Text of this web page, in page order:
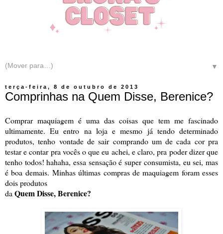
▼
terça-feira, 8 de outubro de 2013
Comprinhas na Quem Disse, Berenice?
Comprar maquiagem é uma das coisas que tem me fascinado
ultimamente. Eu entro na loja e mesmo já tendo determinado
produtos, tenho vontade de sair comprando um de cada cor pra
testar e contar pra vocês o que eu achei, e claro, pra poder dizer que
tenho todos! hahaha, essa sensação é super consumista, eu sei, mas
é boa demais. Minhas últimas compras de maquiagem foram esses
dois produtos
da Quem Disse, Berenice?